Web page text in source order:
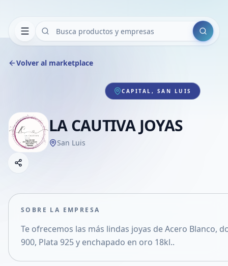
Buscar
Volver al marketplace
CAPITAL, SAN LUIS
LA CAUTIVA JOYAS
San Luis
Compartir empresa
Compartir en X
SOBRE LA EMPRESA
Te ofrecemos las más lindas joyas de Acero Blanco,
900, Plata 925 y enchapado en oro 18kl..